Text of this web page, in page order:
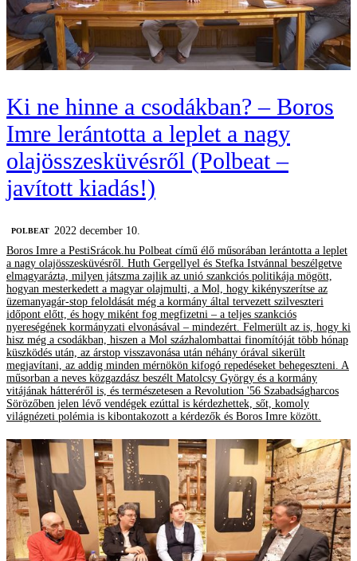
Ki ne hinne a csodákban? – Boros
Imre lerántotta a leplet a nagy
olajösszesküvésről (Polbeat –
javított kiadás!)
‎POLBEAT 2022 december 10.
Boros Imre a PestiSrácok.hu Polbeat című élő műsorában lerántotta a leplet
a nagy olajösszesküvésről. Huth Gergellyel és Stefka Istvánnal beszélgetve
elmagyarázta, milyen játszma zajlik az unió szankciós politikája mögött,
hogyan mesterkedett a magyar olajmulti, a Mol, hogy kikényszerítse az
üzemanyagár-stop feloldását még a kormány által tervezett szilveszteri
időpont előtt, és hogy miként fog megfizetni – a teljes szankciós
nyereségének kormányzati elvonásával – mindezért. Felmerült az is, hogy ki
hisz még a csodákban, hiszen a Mol százhalombattai finomítóját több hónap
küszködés után, az árstop visszavonása után néhány órával sikerült
megjavítani, az addig minden mérnökön kifogó repedéseket behegeszteni. A
műsorban a neves közgazdász beszélt Matolcsy György és a kormány
vitájának hátteréről is, és természetesen a Revolution '56 Szabadságharcos
Sörözőben jelen lévő vendégek ezúttal is kérdezhettek, sőt, komoly
világnézeti polémia is kibontakozott a kérdezők és Boros Imre között.